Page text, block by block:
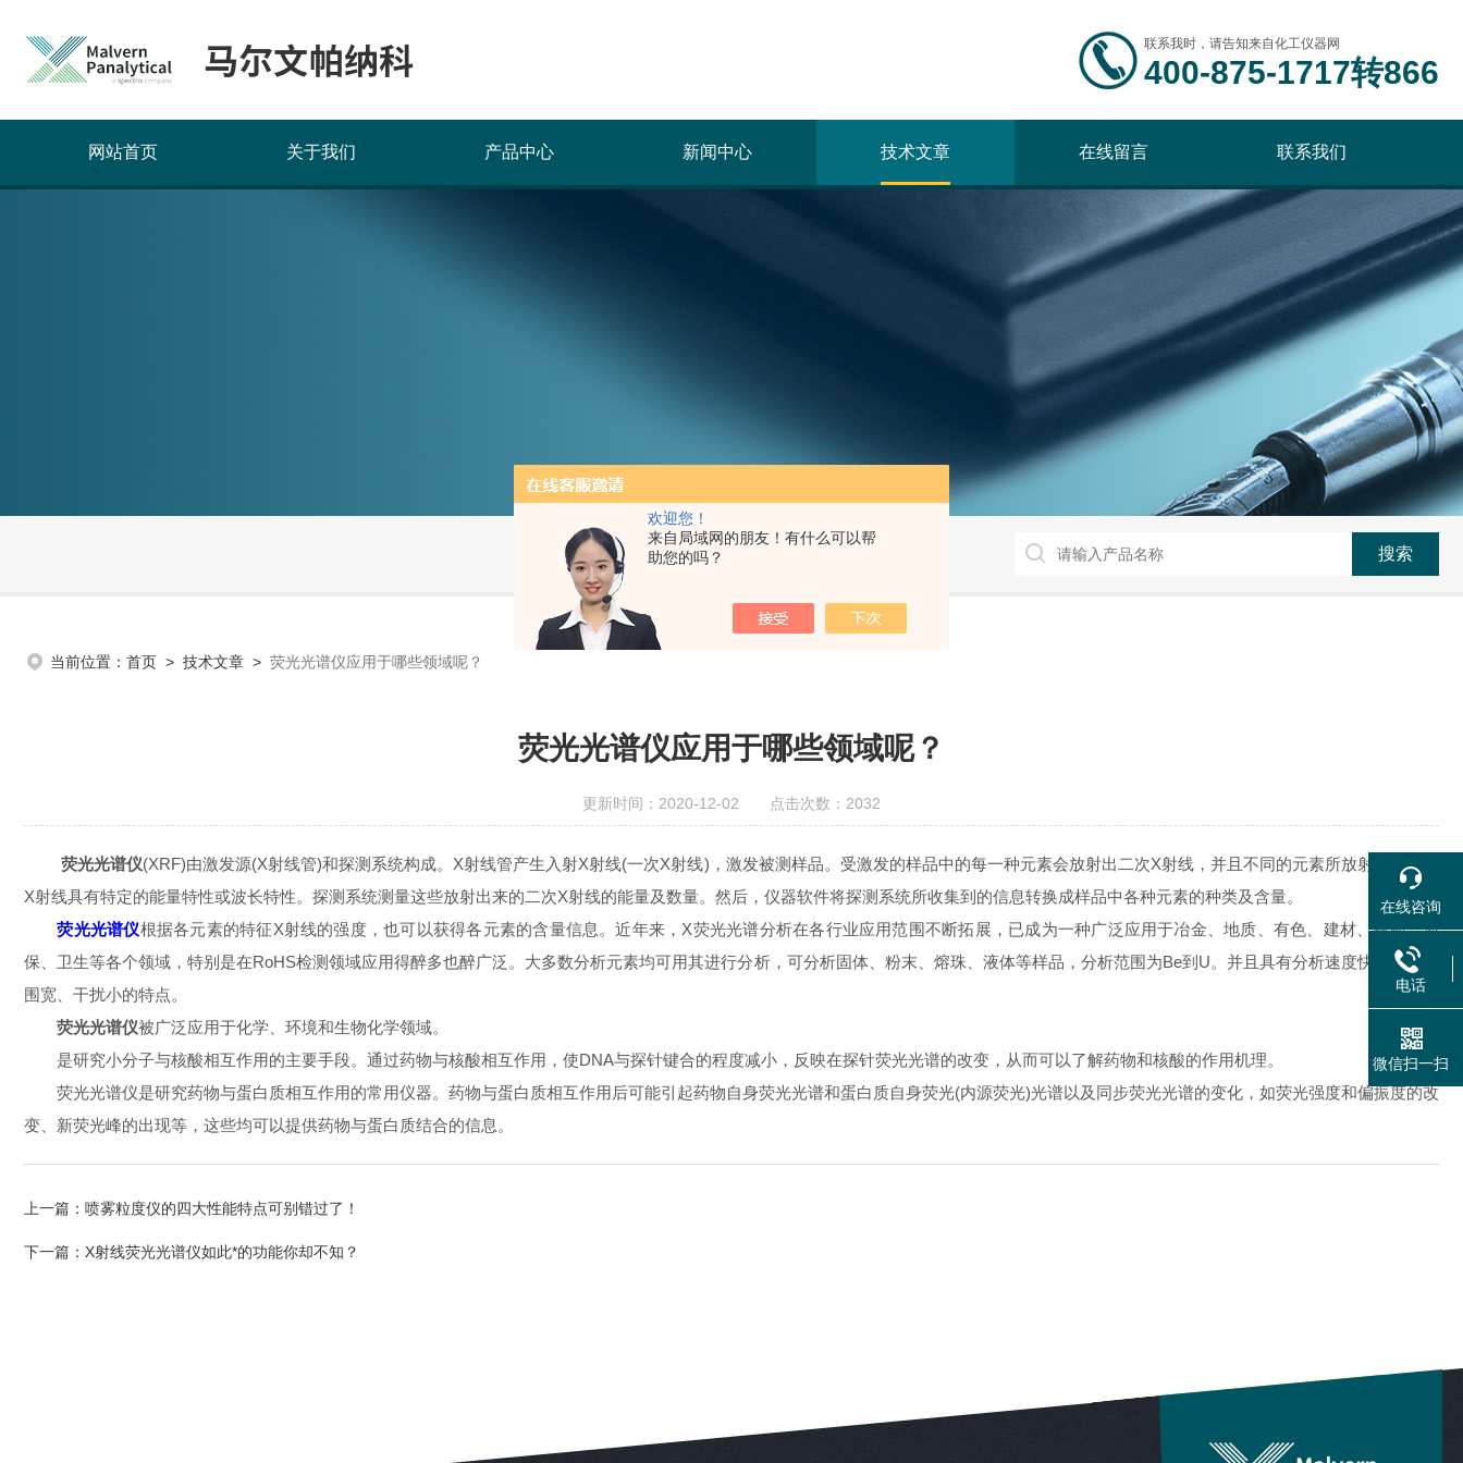
欢迎您！
来自局域网的朋友！有什么可以帮
助您的吗？
联系我时，请告知来自化工仪器网
400-875-1717转866
网站首页 关于我们 产品中心 新闻中心 技术文章 在线留言 联系我们
当前位置： 首页 > 技术文章 > 荧光光谱仪应用于哪些领域呢？
荧光光谱仪应用于哪些领域呢？
更新时间：2020-12-02 点击次数：2032
荧光光谱仪(XRF)由激发源(X射线管)和探测系统构成。X射线管产生入射X射线(一次X射线)，激发被测样品。受激发的样品中的每一种元素会放射出二次X射线，并且不同的元素所放射出的二次
X射线具有特定的能量特性或波长特性。探测系统测量这些放射出来的二次X射线的能量及数量。然后，仪器软件将探测系统所收集到的信息转换成样品中各种元素的种类及含量。
荧光光谱仪根据各元素的特征X射线的强度，也可以获得各元素的含量信息。近年来，X荧光光谱分析在各行业应用范围不断拓展，已成为一种广泛应用于冶金、地质、有色、建材、商检、环
保、卫生等各个领域，特别是在RoHS检测领域应用得醉多也醉广泛。大多数分析元素均可用其进行分析，可分析固体、粉末、熔珠、液体等样品，分析范围为Be到U。并且具有分析速度快、测量范
围宽、干扰小的特点。
荧光光谱仪被广泛应用于化学、环境和生物化学领域。
是研究小分子与核酸相互作用的主要手段。通过药物与核酸相互作用，使DNA与探针键合的程度减小，反映在探针荧光光谱的改变，从而可以了解药物和核酸的作用机理。
荧光光谱仪是研究药物与蛋白质相互作用的常用仪器。药物与蛋白质相互作用后可能引起药物自身荧光光谱和蛋白质自身荧光(内源荧光)光谱以及同步荧光光谱的变化，如荧光强度和偏振度的改
变、新荧光峰的出现等，这些均可以提供药物与蛋白质结合的信息。
上一篇： 喷雾粒度仪的四大性能特点可别错过了！
下一篇： X射线荧光光谱仪如此*的功能你却不知？
在线咨询
电话
微信扫一扫